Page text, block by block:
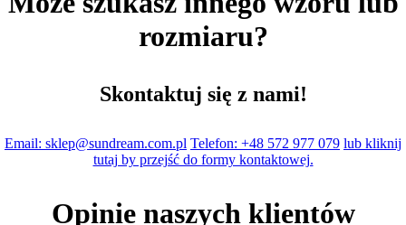
rozmiaru?
Skontaktuj się z nami!
Email: sklep@sundream.com.pl Telefon: +48 572 977 079 lub kliknij
tutaj by przejść do formy kontaktowej.
Opinie naszych klientów